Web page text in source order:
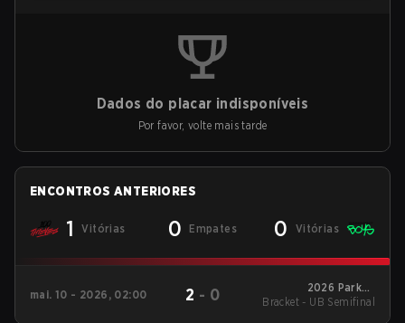
Dados do placar indisponíveis
Por favor, volte mais tarde
ENCONTROS ANTERIORES
1 Vitórias 0 Empates 0 Vitórias
mai. 10 - 2026, 02:00 2 - 0
2026 Parken
Challenger
Bracket - UB Semifinal